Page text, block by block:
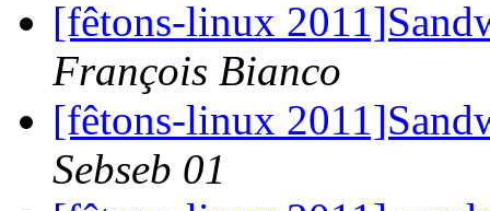
[fêtons-linux
François Bianco
[fêtons-linux
Sebseb 01